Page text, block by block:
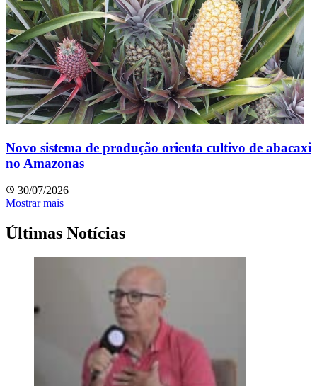
Novo sistema de produção orienta cultivo de abacaxi
no Amazonas
30/07/2026
Mostrar mais
Últimas Notícias